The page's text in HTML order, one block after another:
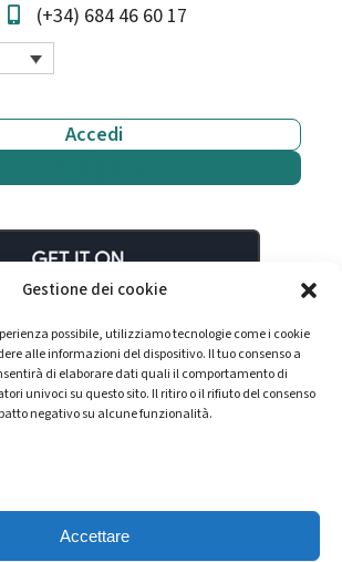
Gestione dei cookie
possibile, utilizziamo tecnologie come i cookie
alle informazioni del dispositivo. Il tuo consenso a
di elaborare dati quali il comportamento di
univoci su questo sito. Il ritiro o il rifiuto del consenso
negativo su alcune funzionalità.
Accettare
(+34) 684 46 60 17
Accedi
LinkedInYouTube